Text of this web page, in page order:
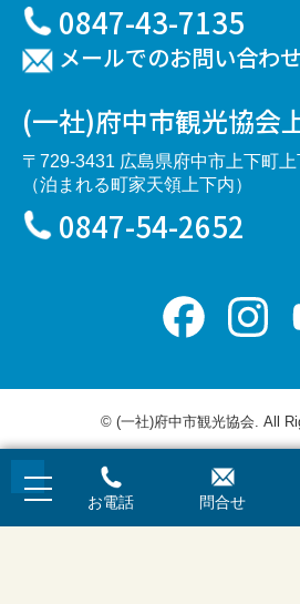
0847-43-7135
メールでのお問い合わせ
(一社)府中市観光協会
〒729-3431 広島県府中市上下町
（泊まれる町家天領上下内）
0847-54-2652
Facebook
© (一社)府中市観光協会. All
お電話 問合せ